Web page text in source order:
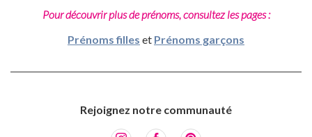
Pour découvrir plus de prénoms, consultez les pages :
Prénoms filles et Prénoms garçons
Rejoignez notre communauté